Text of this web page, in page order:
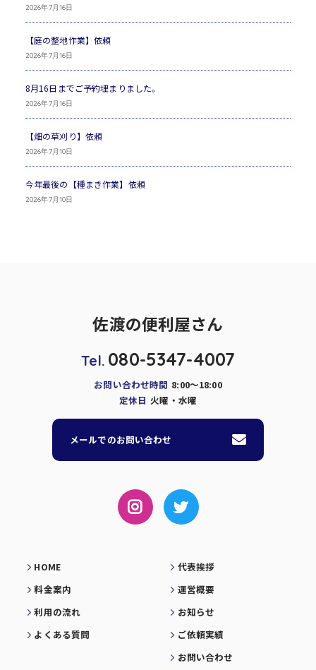
2026年7月16日
【庭の整地作業】依頼
2026年7月16日
8月16日までご予約埋まりました。
2026年7月16日
【畑の草刈り】依頼
2026年7月10日
今年最後の【種まき作業】依頼
2026年7月10日
佐渡の便利屋さん
Tel. 080-5347-4007
お問い合わせ時間 8:00～18:00
定休日 火曜・水曜
メールでのお問い合わせ
HOME
料金案内
利用の流れ
よくある質問
代表挨拶
運営概要
お知らせ
ご依頼実績
お問い合わせ